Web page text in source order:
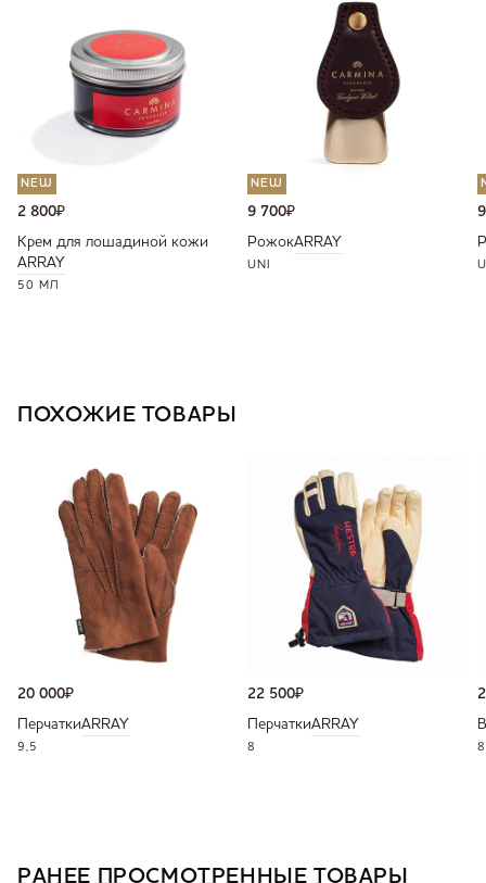
NEW
2 800₽
Крем для лошадиной кожи
ARRAY
50 МЛ
NEW
9 700₽
РожокARRAY
UNI
ПОХОЖИЕ ТОВАРЫ
20 000₽
ПерчаткиARRAY
9,5
22 500₽
ПерчаткиARRAY
8 8
РАНЕЕ ПРОСМОТРЕННЫЕ ТОВАРЫ